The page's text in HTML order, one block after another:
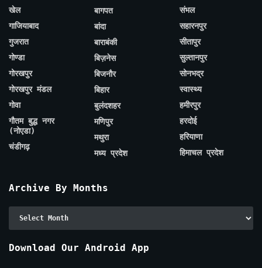
खेल
गाजियाबाद
गुजरात
गोण्डा
गोरखपुर
गोरखपुर मंडल
गोवा
गौतम बुद्ध नगर
(नोएडा)
चंडीगढ़
बागपत
बांदा
बाराबंकी
बिज़नेस
बिजनौर
बिहार
बुलंदशहर
मणिपुर
मथुरा
मध्य प्रदेश
संभल
सहारनपुर
सीतापुर
सुल्तानपुर
सोनभद्र
स्वास्थ्य
हमीरपुर
हरदोई
हरियाणा
हिमाचल प्रदेश
Archive By Months
Download Our Android App